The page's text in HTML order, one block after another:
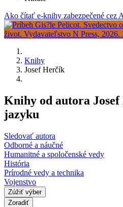
Ako čítať e-knihy zabezpečené cez
Knihy
Josef Herčík
Knihy od autora
jazyku
Sledovať autora
Odborné a náučné
Humanitné a spoločenské vedy
História
Prírodné vedy a technika
Vojenstvo
Zúžiť výber
Zoradiť